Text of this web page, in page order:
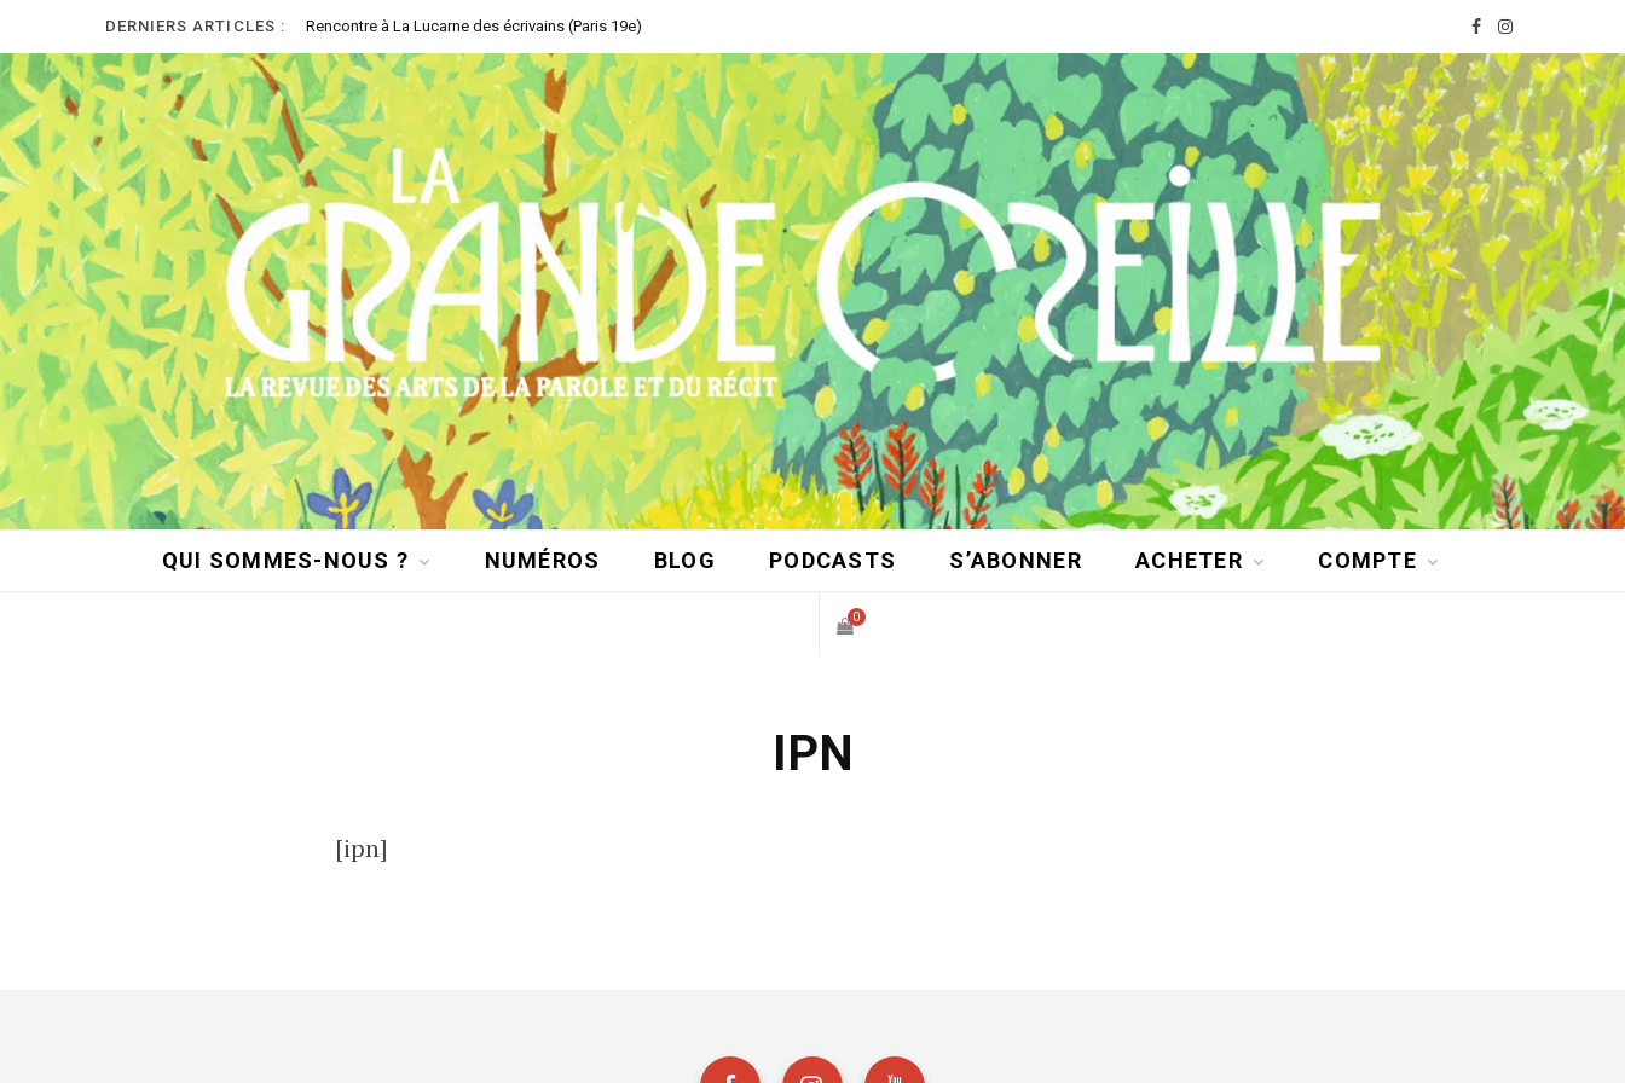
DERNIERS ARTICLES : Rencontre à La Lucarne des écrivains (Paris 19e) F
a
e
b
o
k
I
n
s
t
g
r
a
m
QUI SOMMES-NOUS ? NUMÉROS BLOG PODCASTS S’ABONNER ACHETER COMPTE
0
IPN
[ipn]